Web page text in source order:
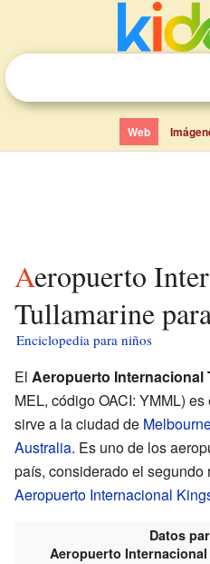
Web
Aeropuerto Internacional
Tullamarine
Enciclopedia para niños
El Aeropuerto Internacional
MEL, código OACI: YMML)
sirve a la ciudad de
Australia. Es uno de los
país, considerado el
Aeropuerto Internacional
Datos
Aeropuerto